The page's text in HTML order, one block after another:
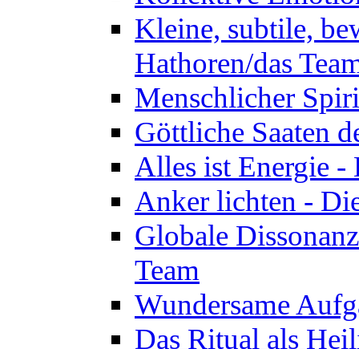
Kleine, subtile,
Hathoren/das
Menschlicher
Göttliche Saaten
Alles ist Energie -
Anker lichten -
Globale
Team
Wundersame
Das Ritual als